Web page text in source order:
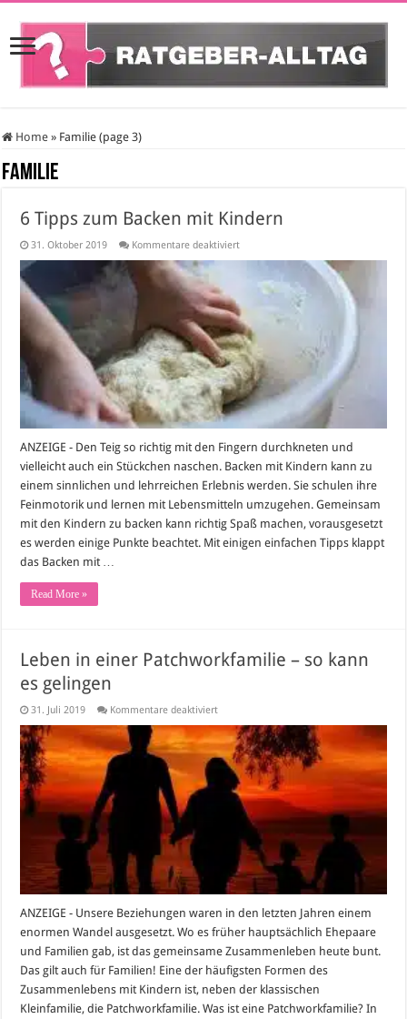
Home » Familie (page 3)
Familie
6 Tipps zum Backen mit Kindern
31. Oktober 2019 Kommentare deaktiviertfür
Backen
mit
Kindern
ANZEIGE - Den Teig so richtig mit den Fingern durchkneten und
vielleicht auch ein Stückchen naschen. Backen mit Kindern kann zu
einem sinnlichen und lehrreichen Erlebnis werden. Sie schulen ihre
Feinmotorik und lernen mit Lebensmitteln umzugehen. Gemeinsam
mit den Kindern zu backen kann richtig Spaß machen, vorausgesetzt
es werden einige Punkte beachtet. Mit einigen einfachen Tipps klappt
das Backen mit …
Read More »
Leben in einer Patchworkfamilie – so kann
es gelingen
31. Juli 2019 Kommentare deaktiviertfür
in
einer
Patchworkfamilie
kann
gelingen
ANZEIGE - Unsere Beziehungen waren in den letzten Jahren einem
enormen Wandel ausgesetzt. Wo es früher hauptsächlich Ehepaare
und Familien gab, ist das gemeinsame Zusammenleben heute bunt.
Das gilt auch für Familien! Eine der häufigsten Formen des
Zusammenlebens mit Kindern ist, neben der klassischen
Kleinfamilie, die Patchworkfamilie. Was ist eine Patchworkfamilie? In